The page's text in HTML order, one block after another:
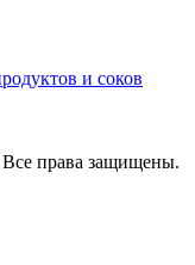
и соков
права защищены.